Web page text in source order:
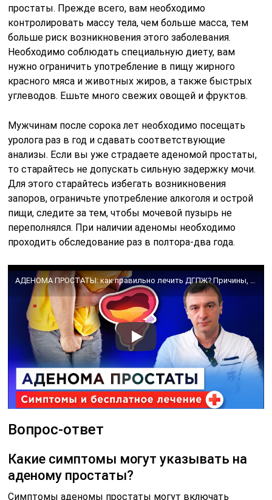
простаты. Прежде всего, вам необходимо
контролировать массу тела, чем больше масса, тем
больше риск возникновения этого заболевания.
Необходимо соблюдать специальную диету, вам
нужно ограничить употребление в пищу жирного
красного мяса и животных жиров, а также быстрых
углеводов. Ешьте много свежих овощей и фруктов.
Мужчинам после сорока лет необходимо посещать
уролога раз в год и сдавать соответствующие
анализы. Если вы уже страдаете аденомой простаты,
то старайтесь не допускать сильную задержку мочи.
Для этого старайтесь избегать возникновения
запоров, ограничьте употребление алкоголя и острой
пищи, следите за тем, чтобы мочевой пузырь не
переполнялся. При наличии аденомы необходимо
проходить обследование раз в полтора-два года.
Вопрос-ответ
Какие симптомы могут указывать на
аденому простаты?
Симптомы аденомы простаты могут включать